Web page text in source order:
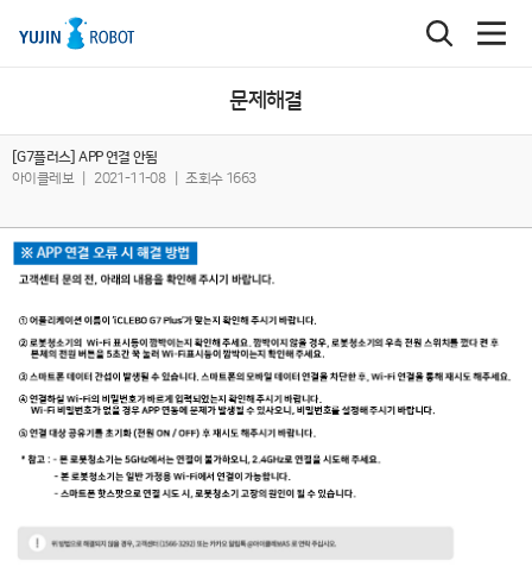
문제해결
[G7플러스] APP 연결 안됨
아이클레보
2021-11-08 조회수 1663